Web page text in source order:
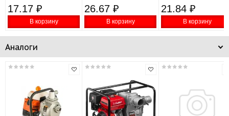
17.17 ₽
В корзину
26.67 ₽
В корзину
21.84 ₽
В корзину
Аналоги